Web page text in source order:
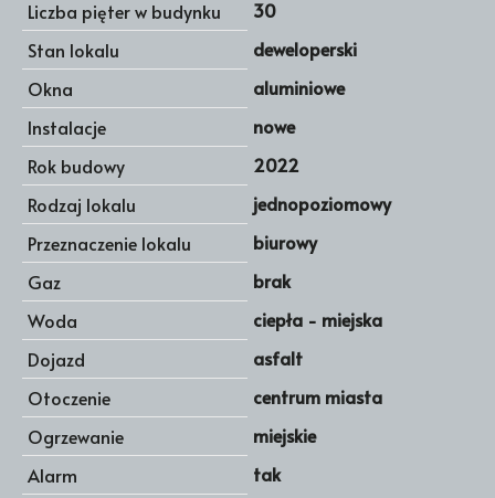
Liczba pięter w budynku
30
Stan lokalu
deweloperski
Okna
aluminiowe
Instalacje
nowe
Rok budowy
2022
Rodzaj lokalu
jednopoziomowy
Przeznaczenie lokalu
biurowy
Gaz
brak
Woda
ciepła - miejska
Dojazd
asfalt
Otoczenie
centrum miasta
Ogrzewanie
miejskie
Alarm
tak